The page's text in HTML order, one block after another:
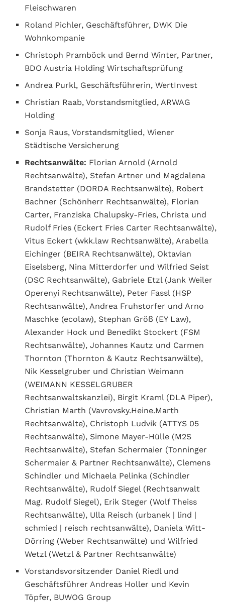
Fleischwaren
Roland Pichler, Geschäftsführer, DWK Die
Wohnkompanie
Christoph Pramböck und Bernd Winter, Partner,
BDO Austria Holding Wirtschaftsprüfung
Andrea Purkl, Geschäftsführerin, WertInvest
Christian Raab, Vorstandsmitglied, ARWAG
Holding
Sonja Raus, Vorstandsmitglied, Wiener
Städtische Versicherung
Rechtsanwälte: Florian Arnold (Arnold
Rechtsanwälte), Stefan Artner und Magdalena
Brandstetter (DORDA Rechtsanwälte), Robert
Bachner (Schönherr Rechtsanwälte), Florian
Carter, Franziska Chalupsky-Fries, Christa und
Rudolf Fries (Eckert Fries Carter Rechtsanwälte),
Vitus Eckert (wkk.law Rechtsanwälte), Arabella
Eichinger (BEIRA Rechtsanwälte), Oktavian
Eiselsberg, Nina Mitterdorfer und Wilfried Seist
(DSC Rechtsanwälte), Gabriele Etzl (Jank Weiler
Operenyi Rechtsanwälte), Peter Fassl (HSP
Rechtsanwälte), Andrea Fruhstorfer und Arno
Maschke (ecolaw), Stephan Größ (EY Law),
Alexander Hock und Benedikt Stockert (FSM
Rechtsanwälte), Johannes Kautz und Carmen
Thornton (Thornton & Kautz Rechtsanwälte),
Nik Kesselgruber und Christian Weimann
(WEIMANN KESSELGRUBER
Rechtsanwaltskanzlei), Birgit Kraml (DLA Piper),
Christian Marth (Vavrovsky.Heine.Marth
Rechtsanwälte), Christoph Ludvik (ATTYS 05
Rechtsanwälte), Simone Mayer-Hülle (M2S
Rechtsanwälte), Stefan Schermaier (Tonninger
Schermaier & Partner Rechtsanwälte), Clemens
Schindler und Michaela Pelinka (Schindler
Rechtsanwälte), Rudolf Siegel (Rechtsanwalt
Mag. Rudolf Siegel), Erik Steger (Wolf Theiss
Rechtsanwälte), Ulla Reisch (urbanek | lind |
schmied | reisch rechtsanwälte), Daniela Witt-
Dörring (Weber Rechtsanwälte) und Wilfried
Wetzl (Wetzl & Partner Rechtsanwälte)
Vorstandsvorsitzender Daniel Riedl und
Geschäftsführer Andreas Holler und Kevin
Töpfer, BUWOG Group